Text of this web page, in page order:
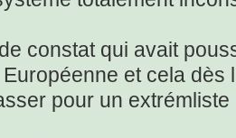
constat qui avait
Européenne et cela
pour un extrémliste